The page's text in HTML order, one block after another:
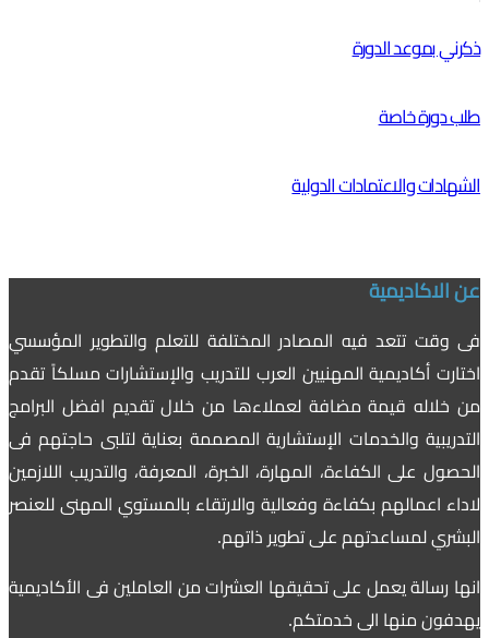
ذكرني بموعد الدورة
طلب دورة خاصة
الشهادات والاعتمادات الدولية
عن الاكاديمية
فى وقت تتعد فيه المصادر المختلفة للتعلم والتطوير المؤسسي
اختارت أكاديمية المهنيين العرب للتدريب والإستشارات مسلكاً تقدم
من خلاله قيمة مضافة لعملاءها من خلال تقديم افضل البرامج
التدريبية والخدمات الإستشارية المصممة بعناية لتلبى حاجتهم فى
الحصول على الكفاءة، المهارة، الخبرة، المعرفة، والتدريب اللازمين
لاداء اعمالهم بكفاءة وفعالية والارتقاء بالمستوي المهنى للعنصر
البشري لمساعدتهم على تطوير ذاتهم.
انها رسالة يعمل على تحقيقها العشرات من العاملين فى الأكاديمية
يهدفون منها الى خدمتكم.